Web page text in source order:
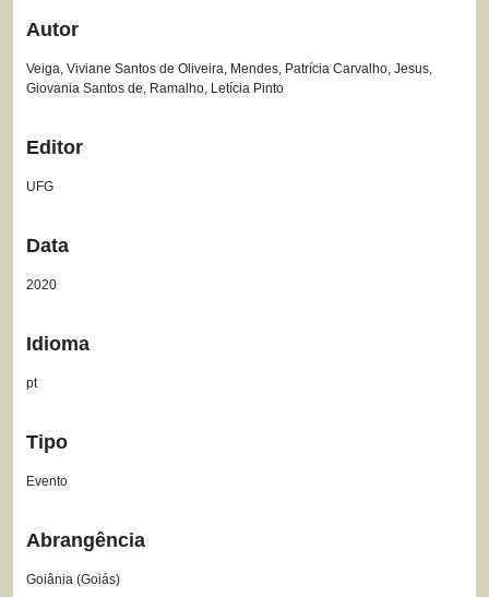
Autor
Veiga, Viviane Santos de Oliveira, Mendes, Patrícia Carvalho, Jesus,
Giovania Santos de, Ramalho, Letícia Pinto
Editor
UFG
Data
2020
Idioma
pt
Tipo
Evento
Abrangência
Goiânia (Goiás)